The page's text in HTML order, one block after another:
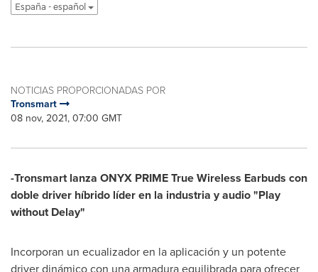
España - español
NOTICIAS PROPORCIONADAS POR
Tronsmart
08 nov, 2021, 07:00 GMT
-Tronsmart lanza ONYX PRIME True Wireless Earbuds con
doble driver híbrido líder en la industria y audio "Play
without Delay"
Incorporan un ecualizador en la aplicación y un potente